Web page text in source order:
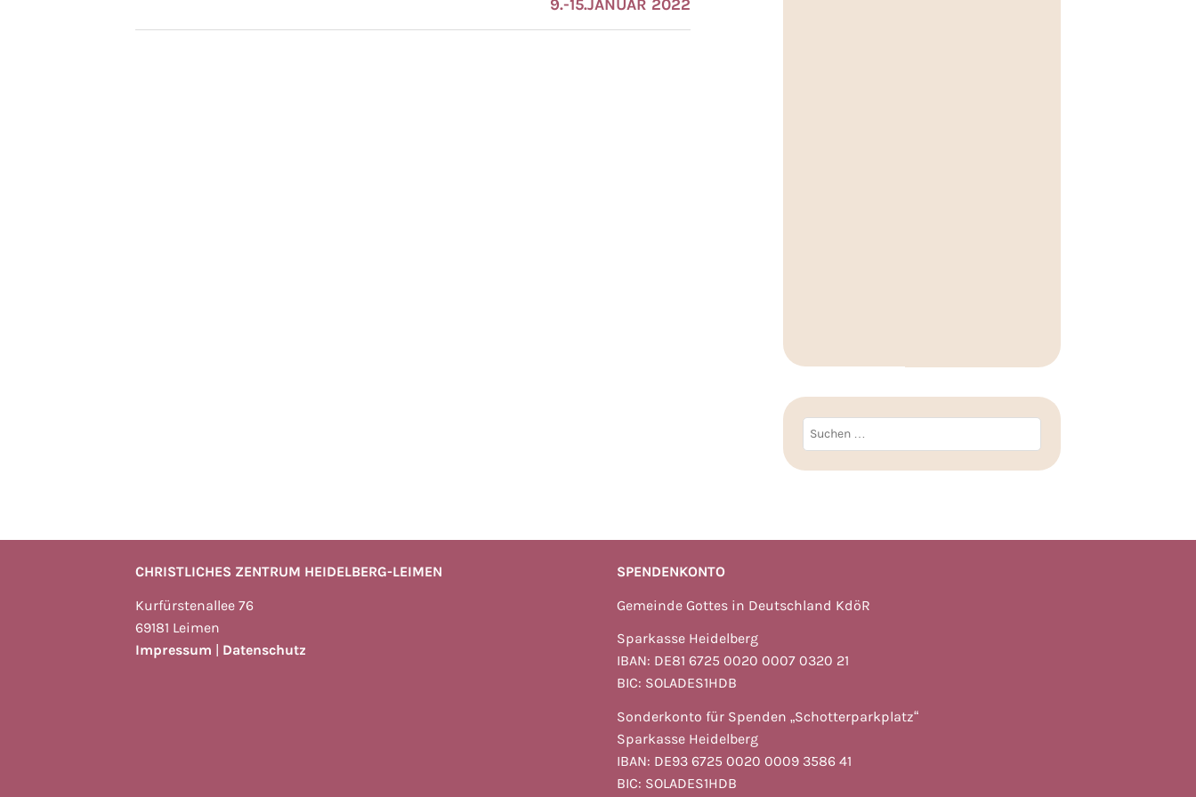
9.-15.JANUAR 2022
Suchen
nach:
CHRISTLICHES ZENTRUM HEIDELBERG-LEIMEN
Kurfürstenallee 76
69181 Leimen
Impressum | Datenschutz
SPENDENKONTO
Gemeinde Gottes in Deutschland KdöR
Sparkasse Heidelberg
IBAN: DE81 6725 0020 0007 0320 21
BIC: SOLADES1HDB
Sonderkonto für Spenden „Schotterparkplatz“
Sparkasse Heidelberg
IBAN: DE93 6725 0020 0009 3586 41
BIC: SOLADES1HDB